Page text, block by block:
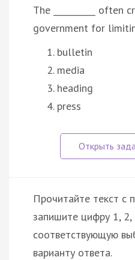
The __________ often
government for
bulletin
media
heading
press
Прочитайте текст с
запишите цифру 1, 2,
соответствующую
варианту ответа.